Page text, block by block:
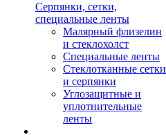
Серпянки, сетки,
специальные ленты
Малярный флизелин
и стеклохолст
Специальные ленты
Стеклотканные сетки
и серпянки
Углозащитные и
уплотнительные
ленты